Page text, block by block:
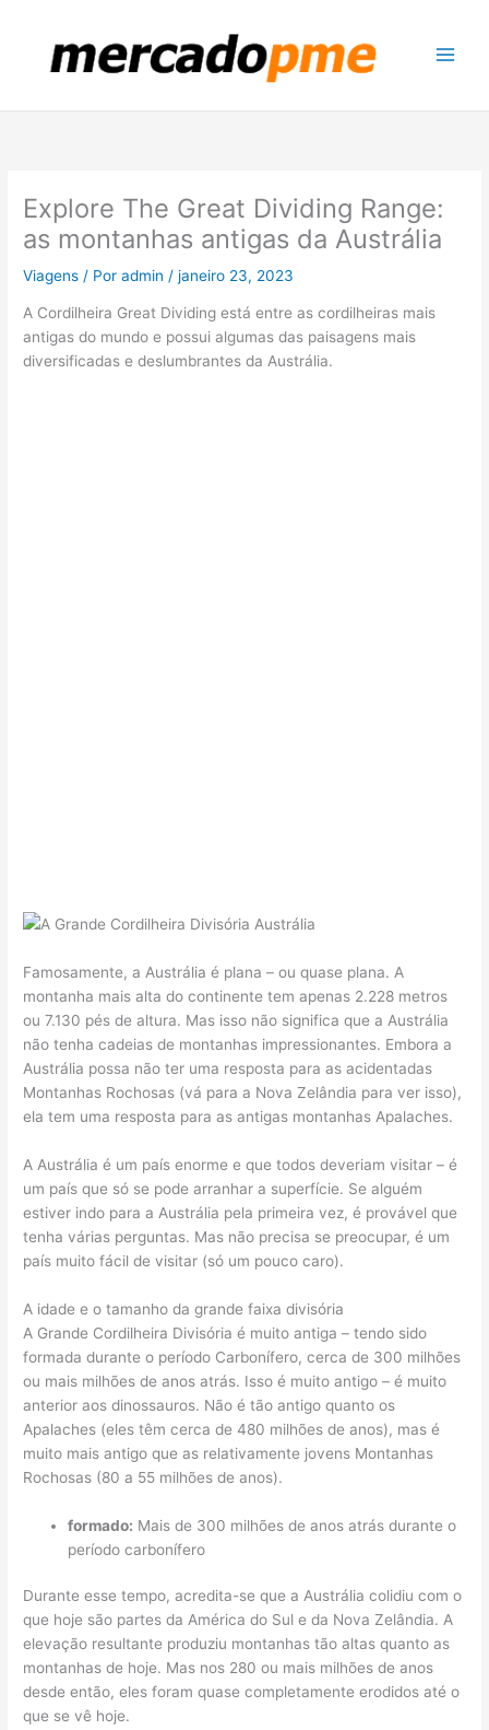
Explore The Great Dividing Range:
as montanhas antigas da Austrália
Viagens / Poradmin /janeiro 23, 2023
A Cordilheira Great Dividing está entre as cordilheiras mais
antigas do mundo e possui algumas das paisagens mais
diversificadas e deslumbrantes da Austrália.
Famosamente, a Austrália é plana – ou quase plana. A
montanha mais alta do continente tem apenas 2.228 metros
ou 7.130 pés de altura. Mas isso não significa que a Austrália
não tenha cadeias de montanhas impressionantes. Embora a
Austrália possa não ter uma resposta para as acidentadas
Montanhas Rochosas (vá para a Nova Zelândia para ver isso),
ela tem uma resposta para as antigas montanhas Apalaches.
A Austrália é um país enorme e que todos deveriam visitar – é
um país que só se pode arranhar a superfície. Se alguém
estiver indo para a Austrália pela primeira vez, é provável que
tenha várias perguntas. Mas não precisa se preocupar, é um
país muito fácil de visitar (só um pouco caro).
A idade e o tamanho da grande faixa divisória
A Grande Cordilheira Divisória é muito antiga – tendo sido
formada durante o período Carbonífero, cerca de 300 milhões
ou mais milhões de anos atrás. Isso é muito antigo – é muito
anterior aos dinossauros. Não é tão antigo quanto os
Apalaches (eles têm cerca de 480 milhões de anos), mas é
muito mais antigo que as relativamente jovens Montanhas
Rochosas (80 a 55 milhões de anos).
formado: Mais de 300 milhões de anos atrás durante o
período carbonífero
Durante esse tempo, acredita-se que a Austrália colidiu com o
que hoje são partes da América do Sul e da Nova Zelândia. A
elevação resultante produziu montanhas tão altas quanto as
montanhas de hoje. Mas nos 280 ou mais milhões de anos
desde então, eles foram quase completamente erodidos até o
que se vê hoje.